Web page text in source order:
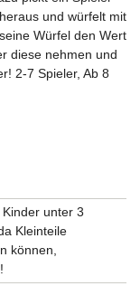
und würfelt mit
Würfel den Wert
diese nehmen und
2-7 Spieler, Ab 8
unter 3
Kleinteile
können,